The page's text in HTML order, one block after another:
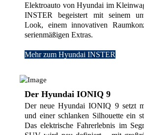
Elektroauto von Hyundai im
INSTER begeistert mit seinem
Look, einem innovativen
serienmäßigen Extras.
Mehr zum Hyundai INSTER
Der Hyundai IONIQ 9
Der neue Hyundai IONIQ 9 setzt
und einer schlanken Silhouette ein
Das elektrische Fahrerlebnis im